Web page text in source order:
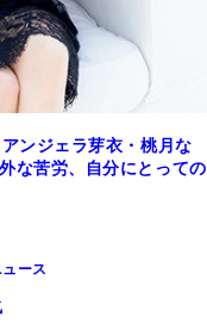
ンジェラ芽衣・桃月な
な苦労、自分にとっての
ース